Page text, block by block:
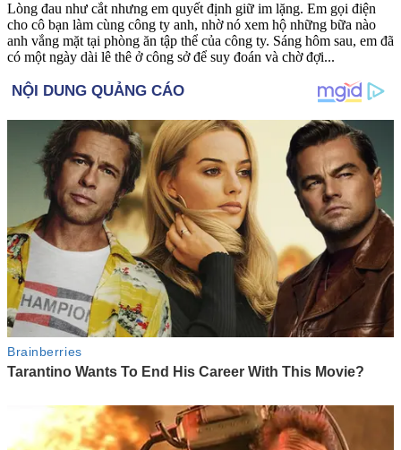
Lòng đau như cắt nhưng em quyết định giữ im lặng. Em gọi điện
cho cô bạn làm cùng công ty anh, nhờ nó xem hộ những bữa nào
anh vắng mặt tại phòng ăn tập thể của công ty. Sáng hôm sau, em đã
có một ngày dài lê thê ở công sở để suy đoán và chờ đợi...